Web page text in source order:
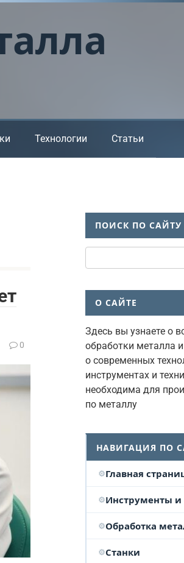
Технологии Статьи
0
ПОИСК ПО САЙТУ
О САЙТЕ
Здесь вы узнаете о
обработки металла
о современных
инструментах и
необходима для
по металлу
НАВИГАЦИЯ ПО
Главная
Инструменты и
Обработка
Станки